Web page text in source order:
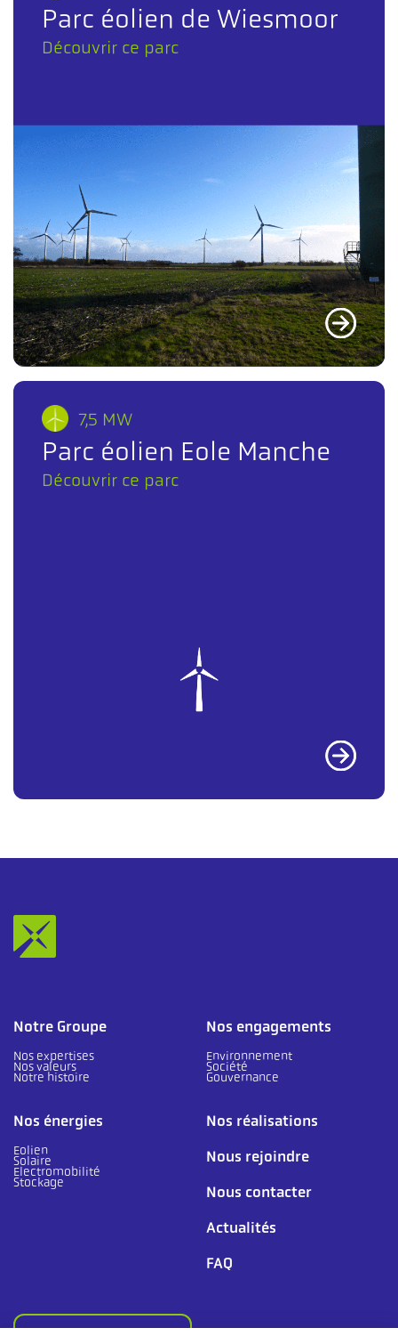
Parc éolien de Wiesmoor
Découvrir ce parc
7,5 MW
Parc éolien Eole Manche
Découvrir ce parc
Notre Groupe
Nos expertises
Nos valeurs
Notre histoire
Nos engagements
Environnement
Société
Gouvernance
Nos énergies
Eolien
Solaire
Electromobilité
Stockage
Nos réalisations
Nous rejoindre
Nous contacter
Actualités
FAQ